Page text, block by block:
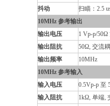
抖动
扫瞄：2.5
10MHz 参考输出
输出电压
1 Vp-p/50Ω
输出阻抗
50Ω, 交流
输出频率
10MHz
10MHz 参考输入
输入电压
0.5Vp-p 至
输入阻抗
1kΩ, 单端,